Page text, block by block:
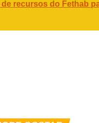
recursos do Fethab